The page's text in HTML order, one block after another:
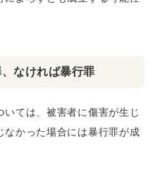
なければ暴行罪
ては、被害者に傷害が生じ
なかった場合には暴行罪が成